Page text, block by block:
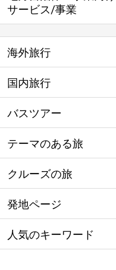
サービス/事業
海外旅行
国内旅行
バスツアー
テーマのある旅
クルーズの旅
発地ページ
人気のキーワード